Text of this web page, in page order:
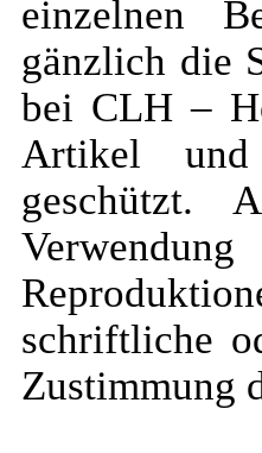
einzelnen
gänzlich die
bei CLH –
Artikel und
geschützt.
schriftliche
Zustimmung